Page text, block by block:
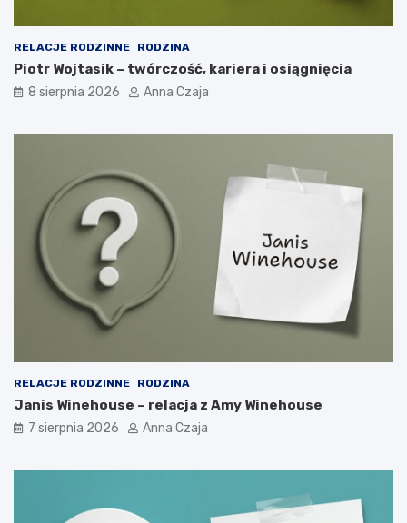
RELACJE RODZINNE RODZINA
Piotr Wojtasik – twórczość, kariera i osiągnięcia
8 sierpnia 2026 Anna Czaja
RELACJE RODZINNE RODZINA
Janis Winehouse – relacja z Amy Winehouse
7 sierpnia 2026 Anna Czaja